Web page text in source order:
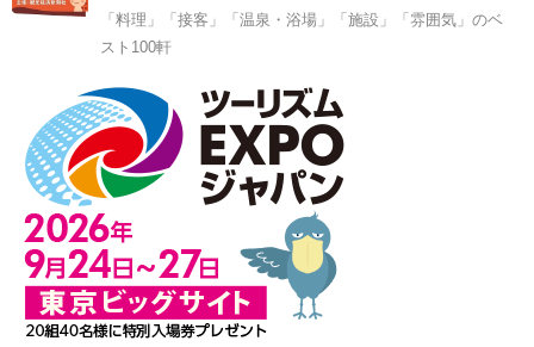
「料理」「接客」「温泉・浴場」「施設」「雰囲気」のベ
スト100軒